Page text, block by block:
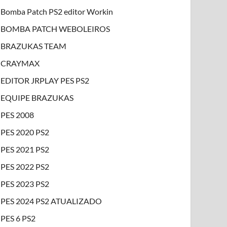
Bomba Patch PS2 editor Workin
BOMBA PATCH WEBOLEIROS
BRAZUKAS TEAM
CRAYMAX
EDITOR JRPLAY PES PS2
EQUIPE BRAZUKAS
PES 2008
PES 2020 PS2
PES 2021 PS2
PES 2022 PS2
PES 2023 PS2
PES 2024 PS2 ATUALIZADO
PES 6 PS2